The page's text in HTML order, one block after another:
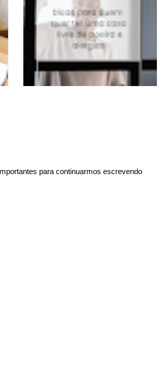
para continuarmos escrevendo